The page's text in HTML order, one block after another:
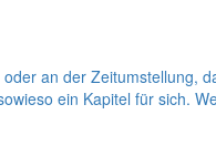
an der Zeitumstellung,
ein Kapitel für sich.